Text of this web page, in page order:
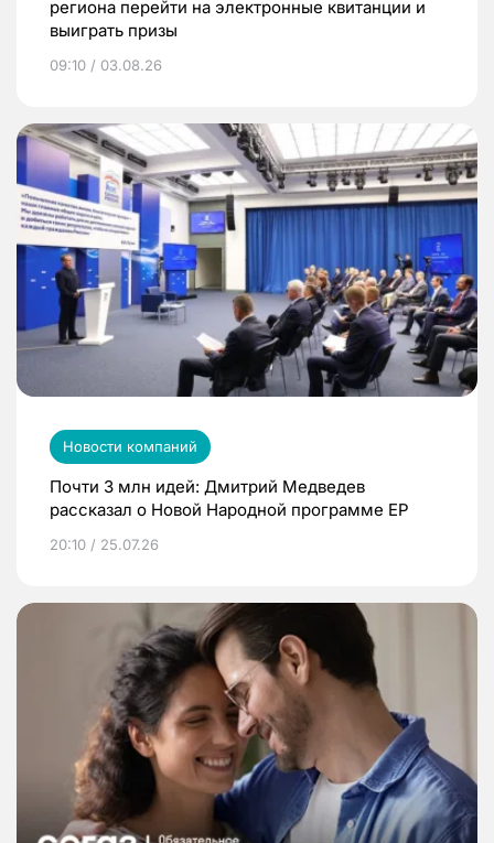
региона перейти на электронные квитанции и
выиграть призы
09:10 / 03.08.26
Новости компаний
Почти 3 млн идей: Дмитрий Медведев
рассказал о Новой Народной программе ЕР
20:10 / 25.07.26